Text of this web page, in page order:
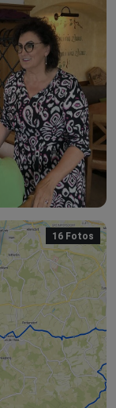
16 Fotos